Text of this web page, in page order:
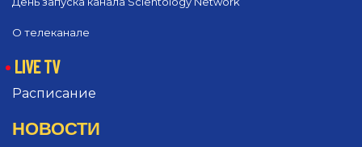
О телеканале
LIVE TV
Расписание
НОВОСТИ